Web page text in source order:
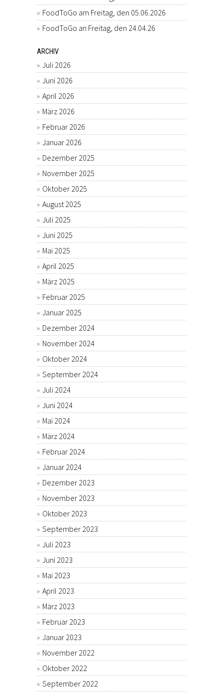
FoodToGo am Freitag, den 05.06.2026
FoodToGo an Freitag, den 24.04.26
ARCHIV
Juli 2026
Juni 2026
April 2026
März 2026
Februar 2026
Januar 2026
Dezember 2025
November 2025
Oktober 2025
August 2025
Juli 2025
Juni 2025
Mai 2025
April 2025
März 2025
Februar 2025
Januar 2025
Dezember 2024
November 2024
Oktober 2024
September 2024
Juli 2024
Juni 2024
Mai 2024
März 2024
Februar 2024
Januar 2024
Dezember 2023
November 2023
Oktober 2023
September 2023
Juli 2023
Juni 2023
Mai 2023
April 2023
März 2023
Februar 2023
Januar 2023
November 2022
Oktober 2022
September 2022